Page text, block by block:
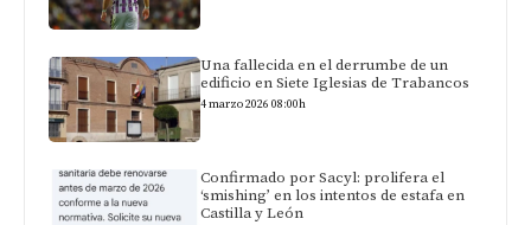
Una fallecida en el derrumbe de un
edificio en Siete Iglesias de Trabancos
4 marzo 2026 08:00h
Confirmado por Sacyl: prolifera el
‘smishing’ en los intentos de estafa en
Castilla y León